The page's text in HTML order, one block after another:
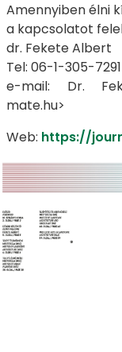
Amennyiben élni
a kapcsolatot
dr. Fekete Albert
Tel: 06-1-305-7291
e-mail: Dr.
mate.hu>
Web: https://